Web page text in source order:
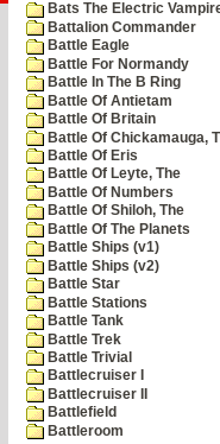
Bats The Electric
Battalion Commander
Battle Eagle
Battle For Normandy
Battle In The B Ring
Battle Of Antietam
Battle Of Britain
Battle Of Chickamauga,
Battle Of Eris
Battle Of Leyte, The
Battle Of Numbers
Battle Of Shiloh, The
Battle Of The Planets
Battle Ships (v1)
Battle Ships (v2)
Battle Star
Battle Stations
Battle Tank
Battle Trek
Battle Trivial
Battlecruiser I
Battlecruiser II
Battlefield
Battleroom